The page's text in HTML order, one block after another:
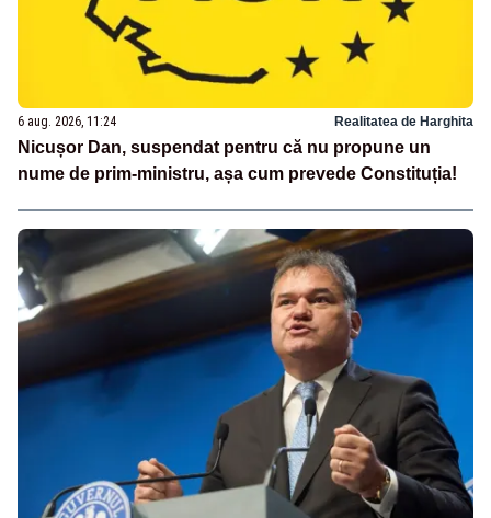
6 aug. 2026, 11:24 Realitatea de Harghita
Nicușor Dan, suspendat pentru că nu propune un
nume de prim-ministru, așa cum prevede Constituția!